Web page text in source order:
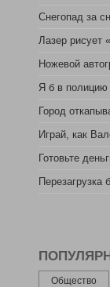
Снегопад за
Лазер рисует
Ножевой
Я б в
Город
Играй, как
Готовьте
Перезагрузка
Общество